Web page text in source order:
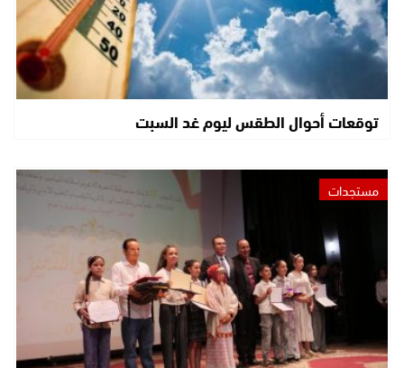
توقعات أحوال الطقس ليوم غد السبت
مستجدات